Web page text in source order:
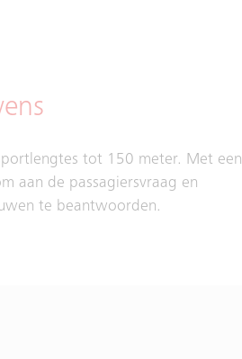
tot 150 meter. Met een
aan de passagiersvraag en
te beantwoorden.